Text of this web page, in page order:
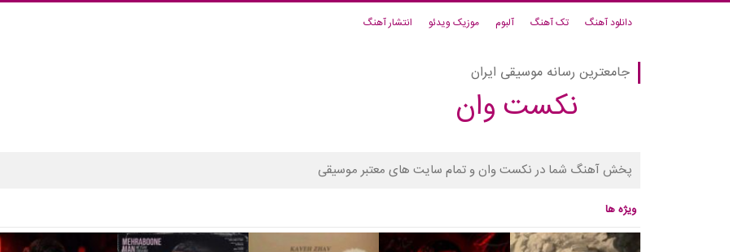
دانلود آهنگ تک آهنگ آلبوم موزیک ویدئو انتشار آهنگ
جامعترین رسانه موسیقی ایران
نکست وان
پخش آهنگ شما در نکست وان و تمام سایت های معتبر موسیقی
ویژه ها